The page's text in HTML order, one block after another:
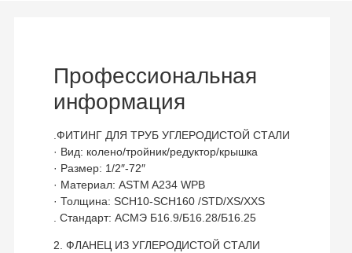
Профессиональная
информация
.ФИТИНГ ДЛЯ ТРУБ УГЛЕРОДИСТОЙ СТАЛИ
· Вид: колено/тройник/редуктор/крышка
· Размер: 1/2″-72″
· Материал: ASTM A234 WPB
· Толщина: SCH10-SCH160 /STD/XS/XXS
. Стандарт: АСМЭ Б16.9/Б16.28/Б16.25
2. ФЛАНЕЦ ИЗ УГЛЕРОДИСТОЙ СТАЛИ